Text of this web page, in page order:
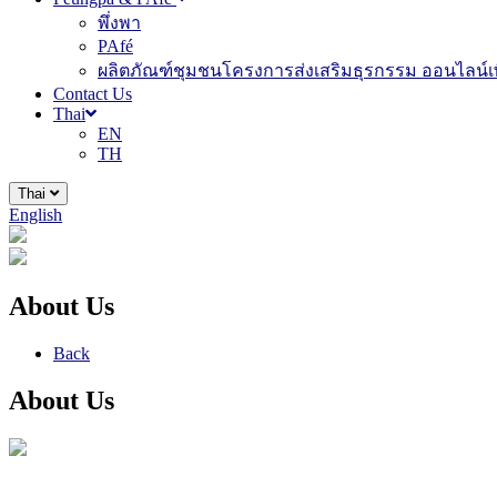
พึ่งพา
PAfé
ผลิตภัณฑ์ชุมชนโครงการส่งเสริมธุรกรรม ออนไลน์
Contact Us
Thai
EN
TH
Thai
English
About Us
Back
About Us